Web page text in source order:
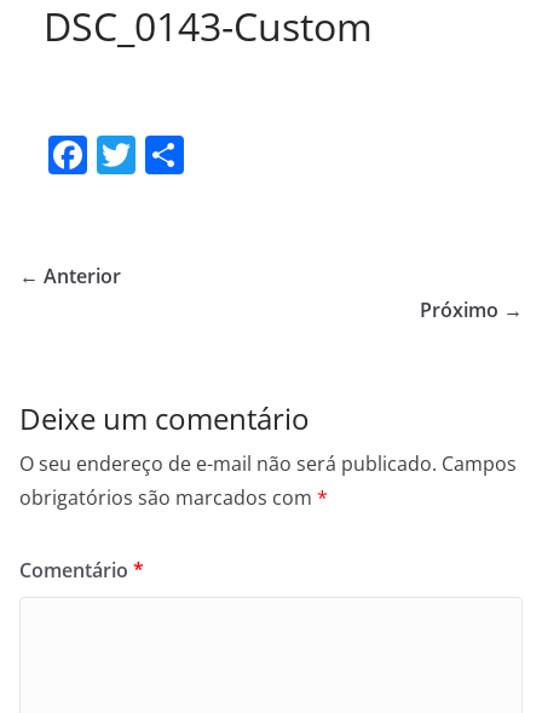
DSC_0143-Custom
F
e
k
T
← Anterior
Próximo →
Deixe um comentário
O seu endereço de e-mail não será publicado. Campos
obrigatórios são marcados com *
Comentário *